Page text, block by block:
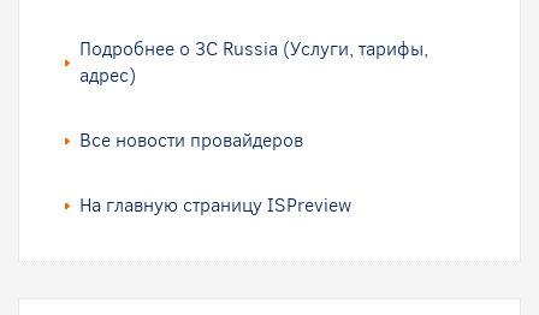
Подробнее о 3C Russia (Услуги, тарифы,
адрес)
Все новости провайдеров
На главную страницу ISPreview